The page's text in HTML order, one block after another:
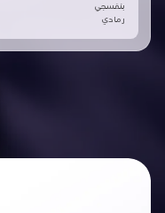
بنفسجي
رمادي